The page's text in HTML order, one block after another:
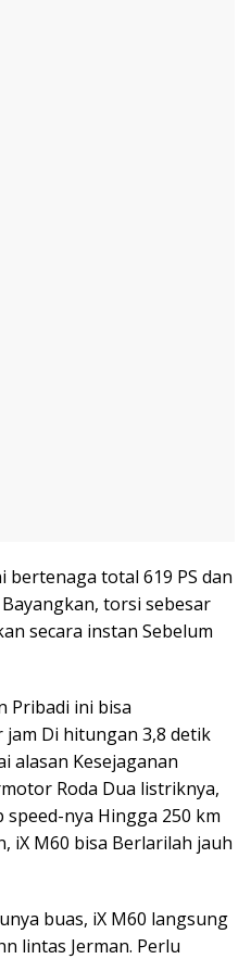
bertenaga total 619 PS dan
torsi sebesar
secara instan Sebelum
Pribadi ini bisa
jam Di hitungan 3,8 detik
alasan Kesejaganan
Roda Dua listriknya,
nya Hingga 250 km
iX M60 bisa Berlarilah jauh
buas, iX M60 langsung
lintas Jerman. Perlu